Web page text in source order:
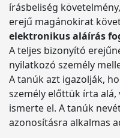
írásbeliség
erejű magánokirat
elektronikus aláírás
A teljes bizonyító
nyilatkozó személy
A tanúk azt igazolják,
személy előttük írta
ismerte el. A tanúk
azonosításra alkalmas